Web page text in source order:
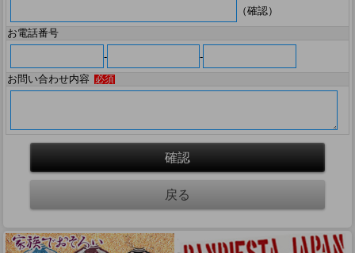
（確認）
お電話番号
-
-
お問い合わせ内容
必須